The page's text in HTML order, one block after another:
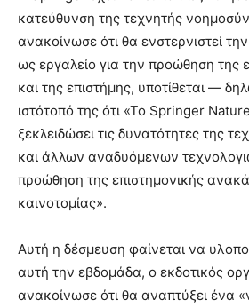
κατεύθυνση της τεχνητής
ανακοίνωσε ότι θα ενστερνιστεί
ως εργαλείο για την προώθηση της
και της επιστήμης, υποτίθεται —
ιστότοπό της ότι «Το Springer
ξεκλειδώσει τις δυνατότητες της
και άλλων αναδυόμενων
προώθηση της επιστημονικής
καινοτομίας».
Αυτή η δέσμευση φαίνεται να
αυτή την εβδομάδα, ο εκδοτικός
ανακοίνωσε ότι θα αναπτύξει ένα